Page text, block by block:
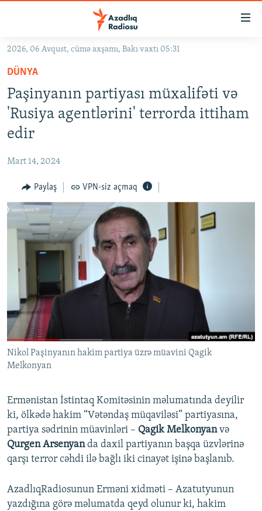
Əsas
qayıt
Əsas
naviqasiyaya
qayıt
Axtarışa
KORRUPSIOMETR
#ƏSLINDƏ
QANUNI DOĞRU
ARAŞDIRMA
MULTIMEDIA
VIDEO
FOTOQALEREYA
İNFOQRAFIKA
KARIKATURA
RADIO ARXIV
OXU ZALI
AZƏRBAYCAN ƏDƏBIYYATI KITABXANASI
İSLAM VƏ DEMOKRATIYA
İZ - MƏDƏNIYYƏT PROQRAMI
HAQQIMIZDA
PEŞƏ ETIKASI VƏ JURNALISTIKA STANDARTLARIMIZ
MATERIALLARIMIZDAN ISTIFADƏ
AZADLIQRADIOSU MOBIL TELEFONUNUZDA
BIZIMLƏ ƏLAQƏ
BIZI IZLƏ
RFE/RL-in bütün saytları
2026, 06 Avqust, cümə axşamı, Bakı vaxtı 05:31
DÜNYA
Paşinyanın partiyası müxalifəti və
'Rusiya agentlərini' terrorda ittiham
edir
Mart 14, 2024
Paylaş VPN-siz açmaq
Nikol Paşinyanın hakim partiya üzrə müavini Qagik
Melkonyan
Ermənistan İstintaq Komitəsinin məlumatında deyilir
ki, ölkədə hakim “Vətəndaş müqaviləsi” partiyasına,
partiya sədrinin müavinləri – Qagik Melkonyanvə
Qurgen Arsenyanda daxil partiyanın başqa üzvlərinə
qarşı terror cəhdi ilə bağlı iki cinayət işinə başlanıb.
AzadlıqRadiosunun Erməni xidməti – Azatutyunun
yazdığına görə məlumatda qeyd olunur ki, hakim